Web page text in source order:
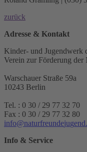
zurück
Adresse & Kontakt
Kinder- und Jugendwerk
Verein zur Förderung der
Warschauer Straße 59a
10243 Berlin
Tel. : 0 30 / 29 77 32 70
Fax : 0 30 / 29 77 32 80
info naturfreundejugend.
Info & Service